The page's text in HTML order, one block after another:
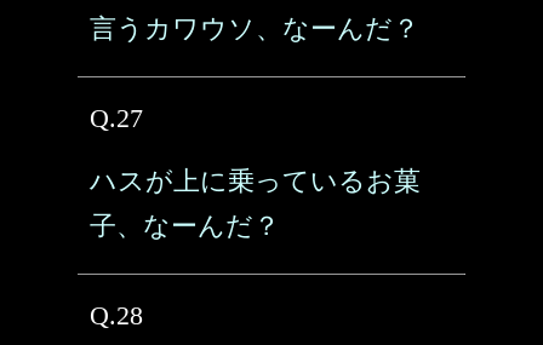
言うカワウソ、なーんだ？
Q.27
ハスが上に乗っているお菓
子、なーんだ？
Q.28